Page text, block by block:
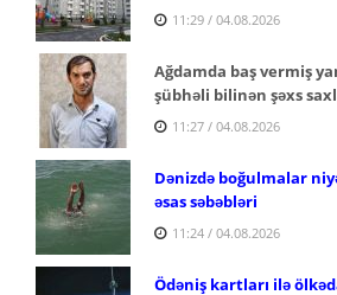
11:29 / 04.08.2026
Ağdamda baş vermiş
şübhəli bilinən şəxs
11:27 / 04.08.2026
Dənizdə boğulmalar
əsas səbəbləri
11:24 / 04.08.2026
Ödəniş kartları ilə